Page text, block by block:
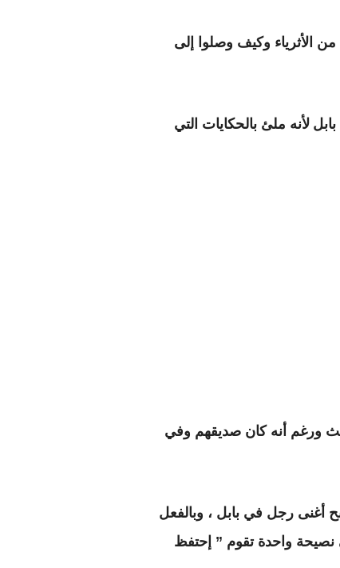
الأثرياء وكيف وصلوا إلى
لأنه ملئ بالحكايات التي
ورغم أنه كان صديقهم وفي
أغنى رجل في بابل ، وبالفعل
واحدة تقوم ” إحتفظ